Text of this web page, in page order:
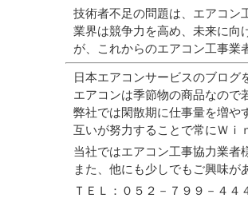
技術者不足の問題は、エアコン
業界は競争力を高め、未来に向
が、これからのエアコン工事業
日本エアコンサービスのブログ
エアコンは季節物の商品なので
弊社では閑散期に仕事量を増や
互いが努力することで常にＷｉ
当社ではエアコン工事協力業者
また、他にも少しでもご興味が
ＴＥＬ：０５２－７９９－４４